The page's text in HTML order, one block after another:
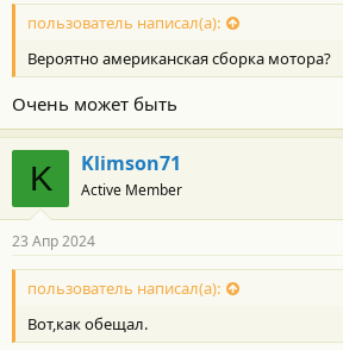
пользователь написал(а):
Вероятно американская сборка мотора?
Очень может быть
K Klimson71
Active Member
23 Апр 2024
пользователь написал(а):
Вот,как обещал.